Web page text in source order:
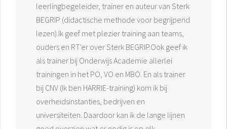
leerlingbegeleider, trainer en auteur van Sterk
BEGRIP (didactische methode voor begrijpend
lezen).Ik geef met plezier training aan teams,
ouders en RT'er over Sterk BEGRIP.Ook geef ik
als trainer bij Onderwijs Academie allerlei
trainingen in het PO, VO en MBO. En als trainer
bij CNV (Ik ben HARRIE-training) kom ik bij
overheidsinstanties, bedrijven en
universiteiten. Daardoor kan ik de lange lijnen